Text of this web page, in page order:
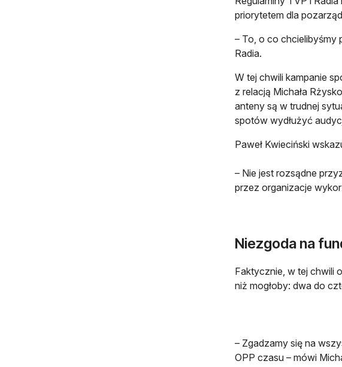
priorytetem dla
– To, o co chcielibyśmy
Radia.
W tej chwili kampanie
z relacją Michała
anteny są w trudnej
spotów wydłużyć
Paweł Kwieciński
– Nie jest rozsądne
przez organizacje
Niezgoda na
Faktycznie, w tej chwili
niż mogłoby: dwa do
– Zgadzamy się na
OPP czasu – mówi